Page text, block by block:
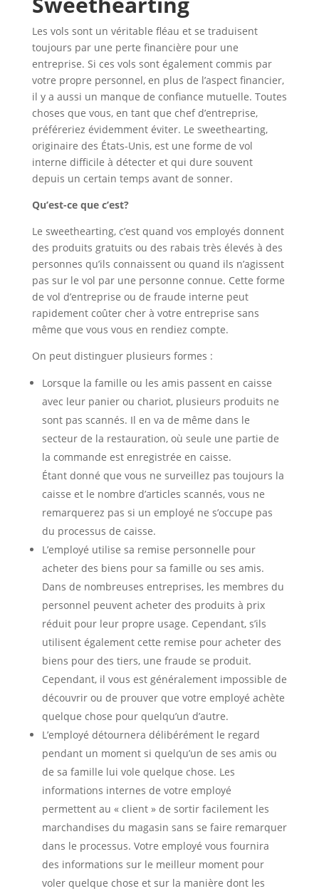
Les vols sont un véritable fléau et se traduisent
toujours par une perte financière pour une
entreprise. Si ces vols sont également commis par
votre propre personnel, en plus de l’aspect financier,
il y a aussi un manque de confiance mutuelle. Toutes
choses que vous, en tant que chef d’entreprise,
préféreriez évidemment éviter. Le sweethearting,
originaire des États-Unis, est une forme de vol
interne difficile à détecter et qui dure souvent
depuis un certain temps avant de sonner.
Qu’est-ce que c’est?
Le sweethearting, c’est quand vos employés donnent
des produits gratuits ou des rabais très élevés à des
personnes qu’ils connaissent ou quand ils n’agissent
pas sur le vol par une personne connue. Cette forme
de vol d’entreprise ou de fraude interne peut
rapidement coûter cher à votre entreprise sans
même que vous vous en rendiez compte.
On peut distinguer plusieurs formes :
Lorsque la famille ou les amis passent en caisse
avec leur panier ou chariot, plusieurs produits ne
sont pas scannés. Il en va de même dans le
secteur de la restauration, où seule une partie de
la commande est enregistrée en caisse.
Étant donné que vous ne surveillez pas toujours la
caisse et le nombre d’articles scannés, vous ne
remarquerez pas si un employé ne s’occupe pas
du processus de caisse.
L’employé utilise sa remise personnelle pour
acheter des biens pour sa famille ou ses amis.
Dans de nombreuses entreprises, les membres du
personnel peuvent acheter des produits à prix
réduit pour leur propre usage. Cependant, s’ils
utilisent également cette remise pour acheter des
biens pour des tiers, une fraude se produit.
Cependant, il vous est généralement impossible de
découvrir ou de prouver que votre employé achète
quelque chose pour quelqu’un d’autre.
L’employé détournera délibérément le regard
pendant un moment si quelqu’un de ses amis ou
de sa famille lui vole quelque chose. Les
informations internes de votre employé
permettent au « client » de sortir facilement les
marchandises du magasin sans se faire remarquer
dans le processus. Votre employé vous fournira
des informations sur le meilleur moment pour
voler quelque chose et sur la manière dont les